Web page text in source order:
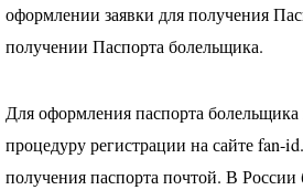
оформлении заявки для получения
получении Паспорта болельщика.
Для оформления паспорта
процедуру регистрации на сайте fan-
получения паспорта почтой. В